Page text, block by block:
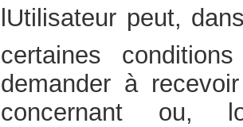
lUtilisateur peut,
certaines
demander à
concernant ou,